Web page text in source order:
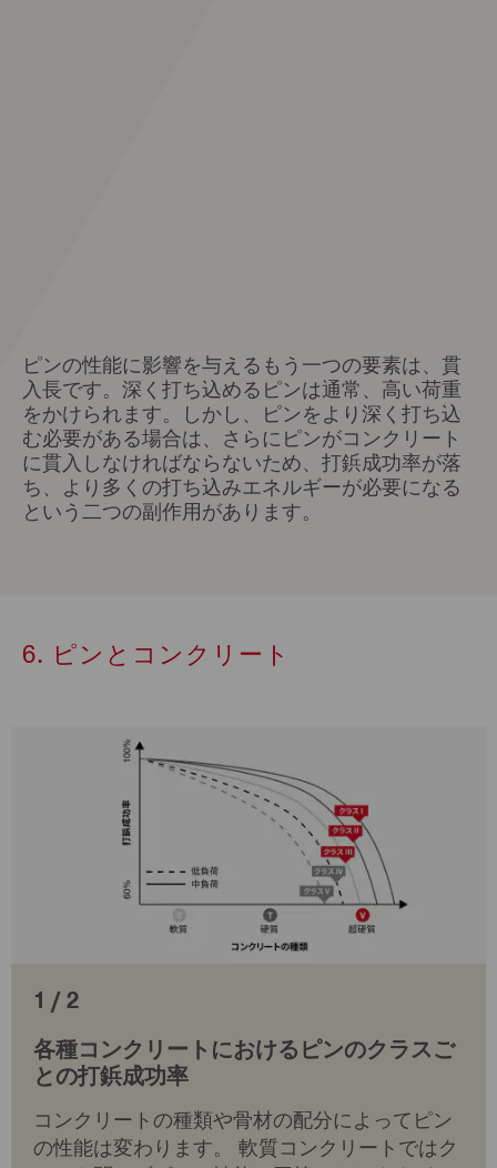
ピンの性能に影響を与えるもう一つの要素は、貫
入長です。深く打ち込めるピンは通常、高い荷重
をかけられます。しかし、ピンをより深く打ち込
む必要がある場合は、さらにピンがコンクリート
に貫入しなければならないため、打鋲成功率が落
ち、より多くの打ち込みエネルギーが必要になる
という二つの副作用があります。
6. ピンとコンクリート
1 / 2
各種コンクリートにおけるピンのクラスご
との打鋲成功率
コンクリートの種類や骨材の配分によってピン
の性能は変わります。 軟質コンクリートではク